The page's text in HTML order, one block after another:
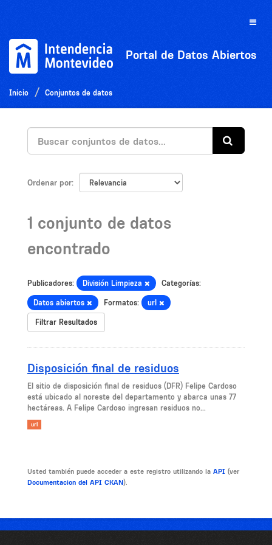
Toggle
Portal de Datos Abiertos
Inicio Conjuntos de datos
Ordenar por
1 conjunto de datos
encontrado
Publicadores: División Limpieza Categorías:
Datos abiertos Formatos: url
Filtrar Resultados
Disposición final de residuos
El sitio de disposición final de residuos (DFR) Felipe Cardoso
está ubicado al noreste del departamento y abarca unas 77
hectáreas. A Felipe Cardoso ingresan residuos no...
url
Usted también puede acceder a este registro utilizando la API (ver
Documentacion del API CKAN).